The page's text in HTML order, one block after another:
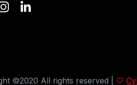
©2020 All rights reserved |